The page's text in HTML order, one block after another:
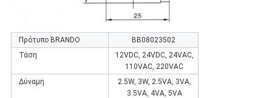
Πρότυπο BRANDO
BB08023502
Τάση
12VDC, 24VDC, 24VAC,
110VAC, 220VAC
Δύναμη
2.5W, 3W, 2.5VA, 3VA,
3.5VA, 4VA, 5VA